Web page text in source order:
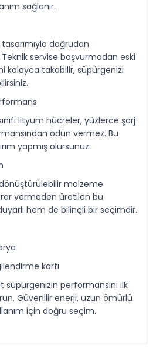
sağlanır.
doğrudan
Teknik servise başvurmadan eski
kolayca takabilir, süpürgenizi
lityum hücreler, yüzlerce şarj
ödün vermez. Bu
yapmış olursunuz.
malzeme
vermeden üretilen bu
hem de bilinçli bir seçimdir.
kartı
süpürgenizin performansını ilk
Güvenilir enerji, uzun ömürlü
için doğru seçim.